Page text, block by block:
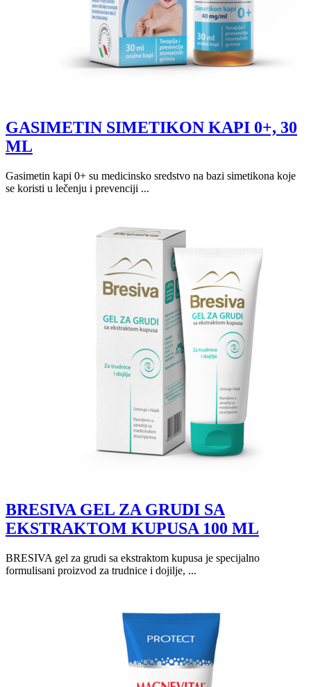
GASIMETIN SIMETIKON KAPI 0+, 30
ML
Gasimetin kapi 0+ su medicinsko sredstvo na bazi simetikona koje
se koristi u lečenju i prevenciji ...
BRESIVA GEL ZA GRUDI SA
EKSTRAKTOM KUPUSA 100 ML
BRESIVA gel za grudi sa ekstraktom kupusa je specijalno
formulisani proizvod za trudnice i dojilje, ...